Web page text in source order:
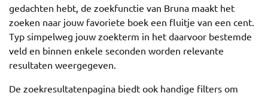
gedachten hebt, de zoekfunctie van Bruna maakt het
zoeken naar jouw favoriete boek een fluitje van een cent.
Typ simpelweg jouw zoekterm in het daarvoor bestemde
veld en binnen enkele seconden worden relevante
resultaten weergegeven.
De zoekresultatenpagina biedt ook handige filters om